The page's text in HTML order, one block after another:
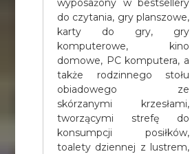
wyposażony w bestsellery
do czytania, gry planszowe,
karty do gry, gry
komputerowe, kino
domowe, PC komputera, a
także rodzinnego stołu
obiadowego ze
skórzanymi krzesłami,
tworzącymi strefę do
konsumpcji posiłków,
toalety dziennej z lustrem,